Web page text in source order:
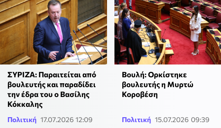
ΣΥΡΙΖΑ: Παραιτείται από
βουλευτής και παραδίδει
την έδρα του ο Βασίλης
Κόκκαλης
Πολιτική 17.07.2026 12:09
Βουλή: Ορκίστηκε
βουλευτής η Μυρτώ
Κοροβέση
Πολιτική 15.07.2026 09:39